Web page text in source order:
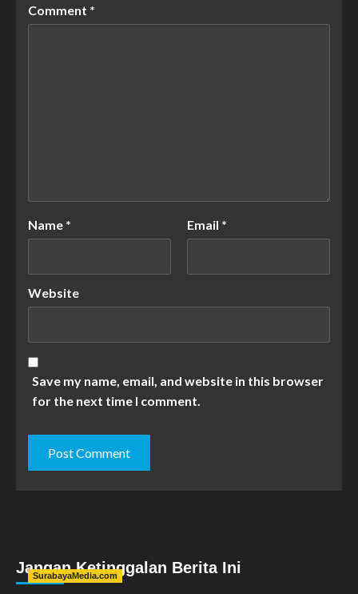
Comment *
Name * Email *
Website
Save my name, email, and website in this browser
for the next time I comment.
Jangan Ketinggalan Berita Ini
SurabayaMedia.com